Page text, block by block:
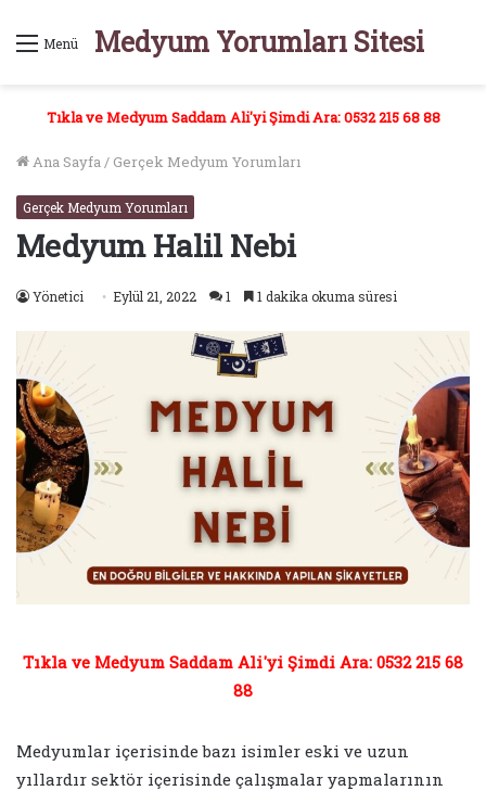
Menü Medyum Yorumları Sitesi
Tıkla ve Medyum Saddam Ali'yi Şimdi Ara: 0532 215 68 88
Ana Sayfa/ Gerçek Medyum Yorumları
Gerçek Medyum Yorumları
Medyum Halil Nebi
Yönetici Eylül 21, 2022 1 1 dakika okuma süresi
Tıkla ve Medyum Saddam Ali'yi Şimdi Ara: 0532 215 68
88
Medyumlar içerisinde bazı isimler eski ve uzun
yıllardır sektör içerisinde çalışmalar yapmalarının